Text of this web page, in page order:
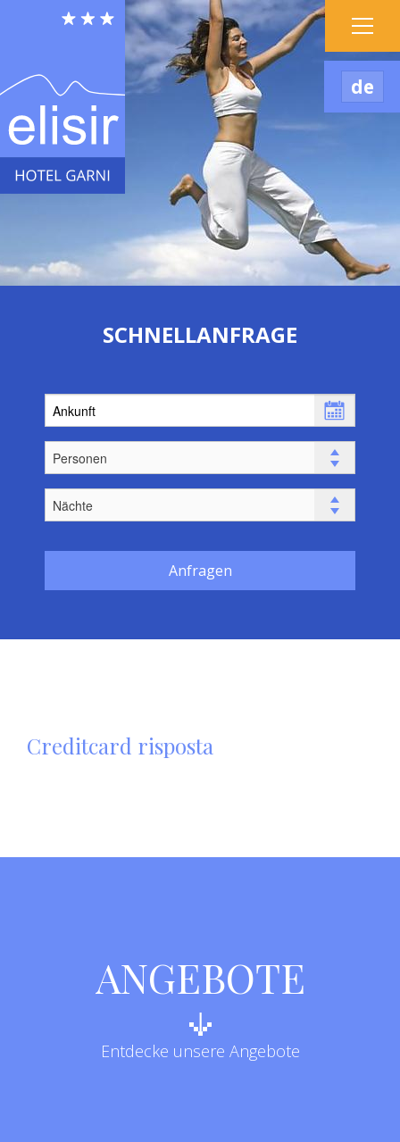
de
SCHNELLANFRAGE
Anfragen
Creditcard risposta
ANGEBOTE
Entdecke unsere Angebote